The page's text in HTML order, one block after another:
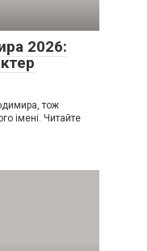
2026:
тож
імені. Читайте